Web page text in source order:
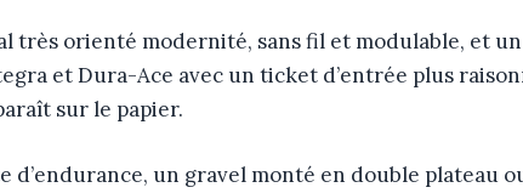
très orienté modernité, sans fil et modulable, et un
et Dura-Ace avec un ticket d’entrée plus
sur le papier.
d’endurance, un gravel monté en double plateau